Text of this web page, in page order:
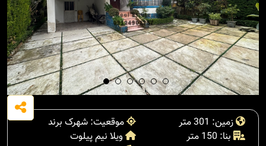
زمین: 301 متر
موقعیت: شهرک برند
بنا: 150 متر
ویلا نیم پیلوت